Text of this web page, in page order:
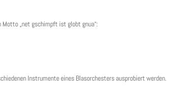
„net gschimpft ist globt gnua“:
Instrumente eines Blasorchesters ausprobiert werden.